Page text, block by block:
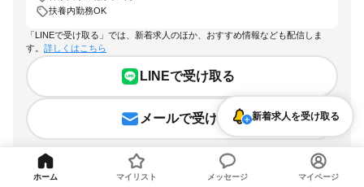
扶養内勤務OK
「LINEで受け取る」では、新着求人のほか、おすすめ情報なども配信しま
す。 詳しくはこちら
LINEで受け取る
メールで受け取る 新着求人を受け取る
ホーム マイリスト メッセージ マイページ